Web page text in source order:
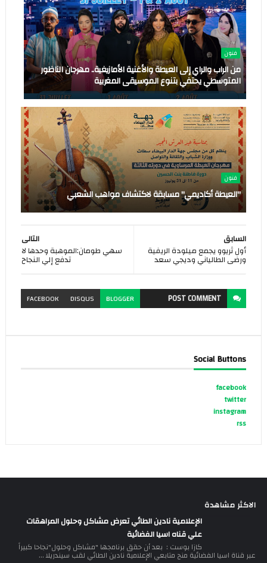
فنون
من الراب والراي إلى العيطة والأغنية الأمازيغية.. مهرجان الناظور
المتوسطي يحتفي بتنوع الموسيقى المغربية
فنون
"العيطة أكاديمي" مسابقة لاكتشاف مواهب الشعبي
التالى
سهي طومان:الموهبة وحدها لا
تدفع إلي النجاح
السابق
أول ثريوو يجمع ميلودة الريفية
ورضى الطالياني وديجي سعد
POSTCOMMENT
BLOGGER
DISQUS
FACEBOOK
Social Buttons
facebook
twitter
instagram
rss
الاكثر مشاهدة
الإعلامية نادين الطائي تعرض مشاكل وحلول المراهقات
علي قناه اسيا الفضائية
كازا بوست : بعد أن حقق برنامجها "مشاكل وحلول"نجاحا كبيراً
عبر قناة اسيا الفضائية منح متابعي الإعلامية نادين الطائي لقب سيندريلا ...